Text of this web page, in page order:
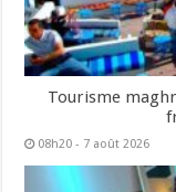
Tourisme
08h20 - 7 août 2026